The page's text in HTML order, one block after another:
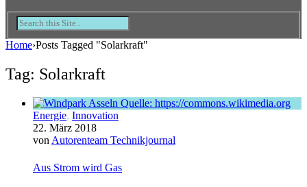
Home›Posts Tagged "Solarkraft"
Tag: Solarkraft
Energie, Innovation
22. März 2018
von Autorenteam Technikjournal
Aus Strom wird Gas